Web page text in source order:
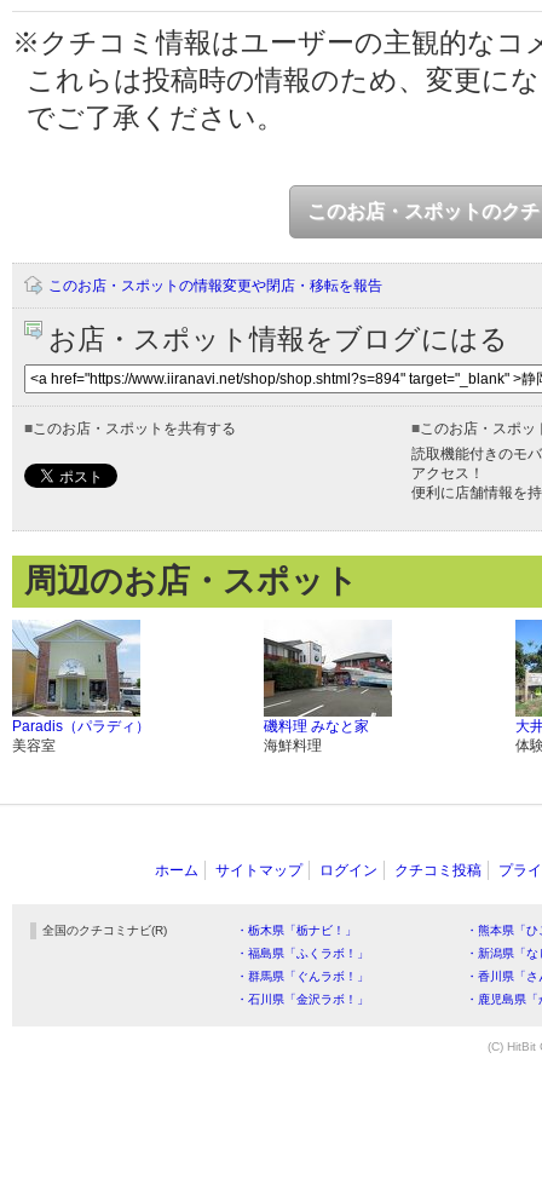
※クチコミ情報はユーザーの主観的なコ
これらは投稿時の情報のため、変更に
でご了承ください。
このお店・スポットのク
このお店・スポットの情報変更や閉店・移転を報告
お店・スポット情報をブログにはる
■このお店・スポットを共有する ■このお店・スポッ
読取機能付きのモ
アクセス！
便利に店舗情報を
周辺のお店・スポット
Paradis（パラディ）
美容室
磯料理 みなと家
海鮮料理
大
体
ホーム サイトマップ ログイン クチコミ投稿 プラ
全国のクチコミナビ(R) ・栃木県「栃ナビ！」
・熊本県「
・福島県「ふくラボ！」
・新潟県「
・群馬県「ぐんラボ！」
・香川県「
・石川県「金沢ラボ！」
・鹿児島県
(C) HitBit